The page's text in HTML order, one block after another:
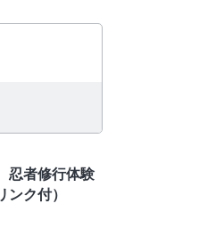
者修行体験
ンク付）